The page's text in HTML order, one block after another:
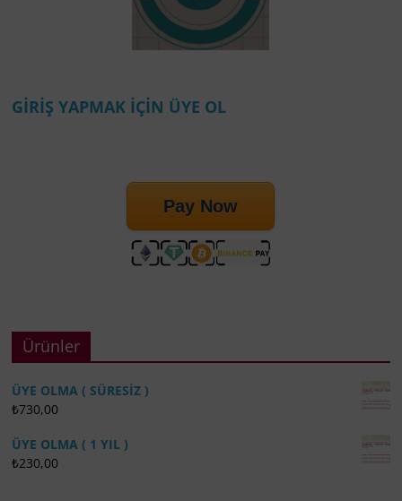
GİRİŞ YAPMAK İÇİN ÜYE OL
Pay Now
Ürünler
ÜYE OLMA ( SÜRESİZ )
₺730,00
ÜYE OLMA ( 1 YIL )
₺230,00